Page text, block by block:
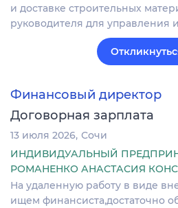
и доставке строительных
руководителя для управления
Финансовый директор
Договорная зарплата
13 июля 2026 Сочи
ИНДИВИДУАЛЬНЫЙ
РОМАНЕНКО АНАСТАСИЯ
На удаленную работу в виде
ищем финансиста,достаточно